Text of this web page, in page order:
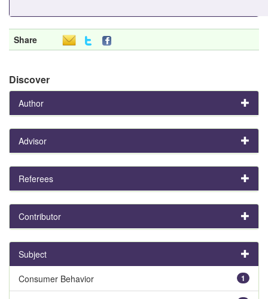
Share
Discover
Author
Advisor
Referees
Contributor
Subject
1
Consumer Behavior